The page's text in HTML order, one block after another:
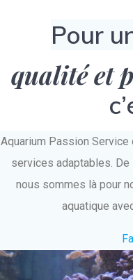
Pour
qualité et
Aquarium Passion
services adaptables. De
nous sommes là pour
aquatique